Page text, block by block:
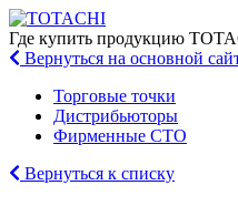
Где купить продукцию
Вернуться на основной
Торговые точки
Дистрибьюторы
Фирменные СТО
Вернуться к списку